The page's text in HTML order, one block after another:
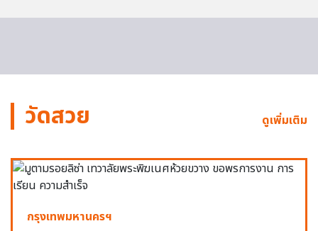
วัดสวย ดูเพิ่มเติม
กรุงเทพมหานครฯ